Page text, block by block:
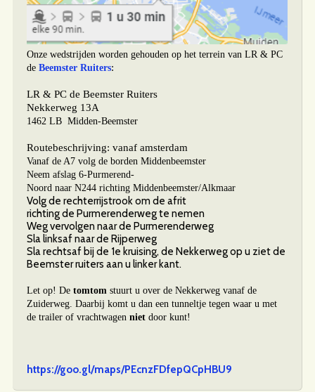
Onze wedstrijden worden gehouden op het terrein van LR & PC
de Beemster Ruiters:
LR & PC de Beemster Ruiters
Nekkerweg 13A
1462 LB Midden-Beemster
Routebeschrijving: vanaf amsterdam
Vanaf de A7 volg de borden Middenbeemster
Neem afslag 6-Purmerend-
Noord naar N244richting Middenbeemster/Alkmaar
Volg de rechterrijstrook om de afrit
richtingde Purmerenderwegte nemen
Weg vervolgen naarde Purmerenderweg
Slalinksafnaarde Rijperweg
Slarechtsafbij de 1e kruising, de Nekkerwegop u ziet de
Beemster ruiters aan u linker kant.
Let op! De tomtom stuurt u over de Nekkerweg vanaf de
Zuiderweg. Daarbij komt u dan een tunneltje tegen waar u met
de trailer of vrachtwagen nietdoor kunt!
https://goo.gl/maps/PEcnzFDfepQCpHBU9